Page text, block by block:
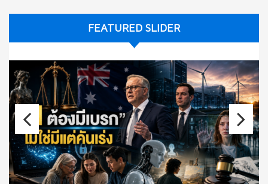
FEATURED SLIDER
Previo
us
Next